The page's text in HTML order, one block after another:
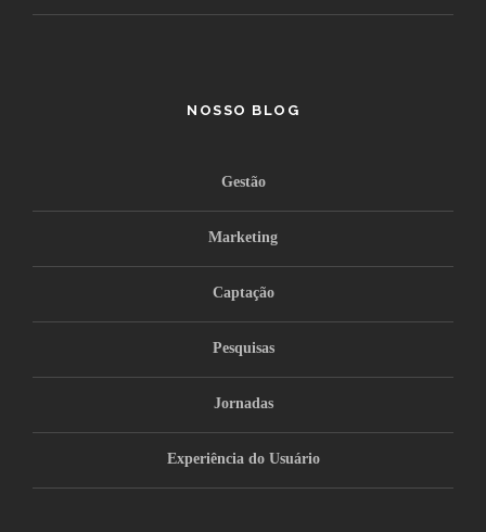
NOSSO BLOG
Gestão
Marketing
Captação
Pesquisas
Jornadas
Experiência do Usuário